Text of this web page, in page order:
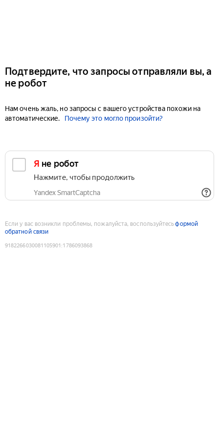
Подтвердите, что запросы отправляли вы, а
не робот
Нам очень жаль, но запросы с вашего устройства похожи на
автоматические.
Почему это могло произойти?
Я не робот
Нажмите, чтобы продолжить
Yandex SmartCaptcha
Если у вас возникли проблемы, пожалуйста, воспользуйтесьформой
обратной связи
9182266030081105901 :1786093868